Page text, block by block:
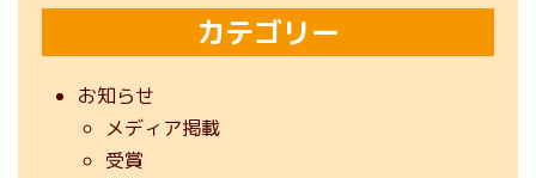
カテゴリー
お知らせ
メディア掲載
受賞